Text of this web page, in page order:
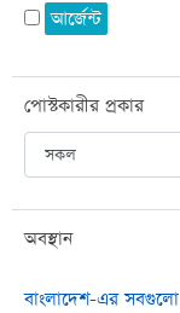
আর্জেন্ট
পোস্টকারীর প্রকার
অবস্থান
বাংলাদেশ-এর সবগুলো